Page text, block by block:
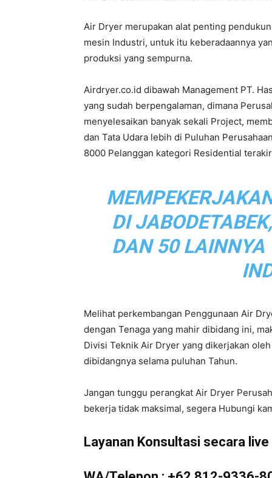
Hasta
Prakarsa
Cipta
Air
Air Dryer merupakan alat penting
mesin Industri, untuk itu keberadaannya
produksi yang sempurna.
Airdryer.co.id dibawah Management PT.
yang sudah berpengalaman, dimana
menyelesaikan banyak sekali Project,
dan Tata Udara lebih di Puluhan
8000 Pelanggan kategori Residential
DI
DAN 50 LAINNYA
Melihat perkembangan Penggunaan Air
dengan Tenaga yang mahir dibidang ini,
Divisi Teknik Air Dryer yang dikerjakan
dibidangnya selama puluhan Tahun.
Jangan tunggu perangkat Air Dryer
bekerja tidak maksimal, segera Hubungi
Layanan Konsultasi secara live